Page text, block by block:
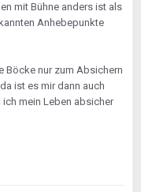
mit Bühne anders ist als
Anhebepunkte
Böcke nur zum Absichern
ist es mir dann auch
mein Leben absicher